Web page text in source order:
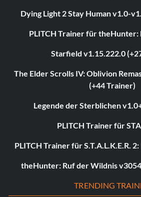
Dying Light 2 Stay Human v1.0-
PLITCH Trainer für theHunter:
Starfield v1.15.222.0
The Elder Scrolls IV: Oblivion
(+44 Trainer)
Legende der Sterblichen
PLITCH Trainer für
PLITCH Trainer für S.T.A.L.K.E.R.
theHunter: Ruf der Wildnis
TRENDING